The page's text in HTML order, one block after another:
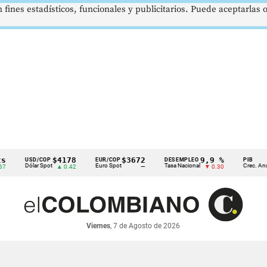
USD/COP
Dólar Spot
$4178
▲ 0.42
EUR/COP
Euro Spot
$3672
—
DESEMPLEO
Tasa Nacional
9,9 %
▼ 0.30
PIB
Crec. Anual
2,8
▲
Viernes, 7 de Agosto de 2026
estadísticos, funcionales y publicitarios. Puede aceptarlas